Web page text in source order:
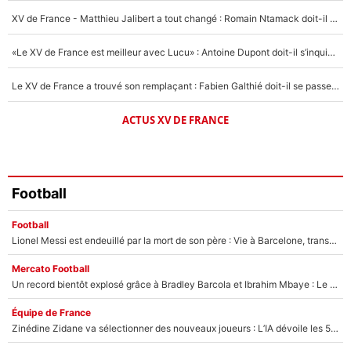
XV de France - Matthieu Jalibert a tout changé : Romain Ntamack doit-il s’inquiéter pour sa place à un an de la Coupe du monde ?
«Le XV de France est meilleur avec Lucu» : Antoine Dupont doit-il s’inquiéter pour sa place ?
Le XV de France a trouvé son remplaçant : Fabien Galthié doit-il se passer d'Antoine Dupont ?
ACTUS XV DE FRANCE
Football
Football
Lionel Messi est endeuillé par la mort de son père : Vie à Barcelone, transfert au PSG... voilà comment Jorge Messi a joué un rôle essentiel dans sa carrière !
Mercato Football
Un record bientôt explosé grâce à Bradley Barcola et Ibrahim Mbaye : Le PSG sur le point de réaliser un mercato historique ?
Équipe de France
Zinédine Zidane va sélectionner des nouveaux joueurs : L’IA dévoile les 5 cracks qui pourraient rapidement le rejoindre en équipe de France !